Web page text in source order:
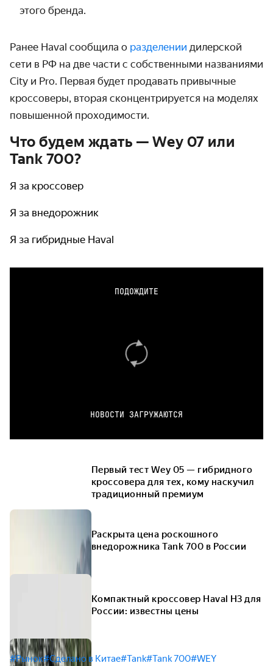
этого бренда.
Ранее Haval сообщила о разделении дилерской
сети в РФ на две части с собственными названиями
City и Pro. Первая будет продавать привычные
кроссоверы, вторая сконцентрируется на моделях
повышенной проходимости.
Что будем ждать — Wey 07 или
Tank 700?
Я за кроссовер
Я за внедорожник
Я за гибридные Haval
ПОДОЖДИТЕ
НОВОСТИ ЗАГРУЖАЮТСЯ
Первый тест Wey 05 — гибридного
кроссовера для тех, кому наскучил
традиционный премиум
Раскрыта цена роскошного
внедорожника Tank 700 в России
Компактный кроссовер Haval H3 для
России: известны цены
#Рынок#Сделано в Китае#Tank#Tank 700#WEY